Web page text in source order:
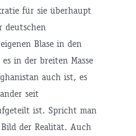
für sie überhaupt
deutschen
Blase in den
in der breiten Masse
auch ist, es
seit
ist. Spricht man
der Realität. Auch